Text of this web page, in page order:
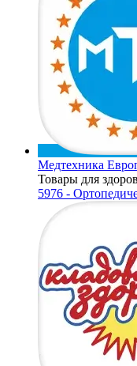
Медтехника
Товары для
5976 -